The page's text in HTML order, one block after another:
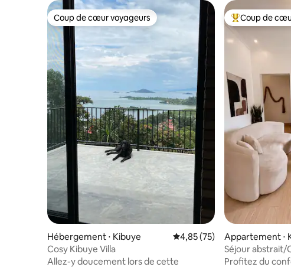
Coup de cœur voyageurs
Coup de cœur voyageurs
Hébergement ⋅ Kibuye Évaluation moyenne sur la
4,85 (75)
Cosy Kibuye Villa
Allez-y doucement lors de cette
Coups de
Coup de
Appartement ⋅
Séjour abstrait/
RAPIDE +patio
Profitez du